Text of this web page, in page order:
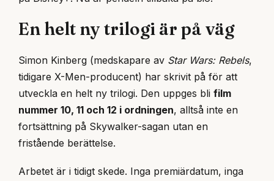
En helt ny trilogi är på väg
Simon Kinberg (medskapare av Star Wars: Rebels,
tidigare X-Men-producent) har skrivit på för att
utveckla en helt ny trilogi. Den uppges bli film
nummer 10, 11 och 12 i ordningen, alltså inte en
fortsättning på Skywalker-sagan utan en
fristående berättelse.
Arbetet är i tidigt skede. Inga premiärdatum, inga